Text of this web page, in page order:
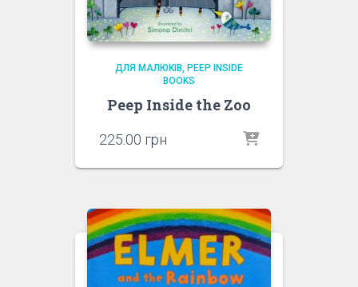
ДЛЯ МАЛЮКІВ
PEEP INSIDE
BOOKS
Peep Inside the Zoo
225.00 грн